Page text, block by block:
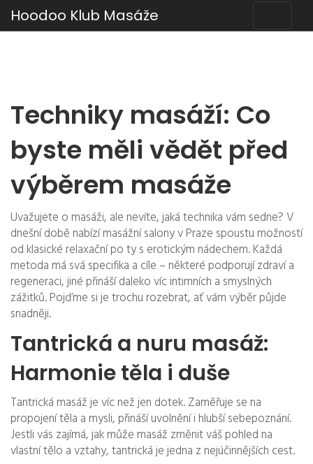
Hoodoo Klub Masáže
Techniky masáží: Co
byste měli vědět před
výběrem masáže
Uvažujete o masáži, ale nevíte, jaká technika vám sedne? V
dnešní době nabízí masážní salony v Praze spoustu možností
od klasické relaxační po ty s erotickým nádechem. Každá
metoda má svá specifika a cíle – některé podporují zdraví a
regeneraci, jiné přináší daleko víc intimních a smyslných
zážitků. Pojďme si je trochu rozebrat, ať vám výběr půjde
snadněji.
Tantrická a nuru masáž:
Harmonie těla i duše
Tantrická masáž je víc než jen dotek. Zaměřuje se na
propojení těla a mysli, přináší uvolnění i hlubší sebepoznání.
Jestli vás zajímá, jak může masáž změnit váš pohled na
vlastní tělo a vztahy, tantrická je jedna z nejúčinnějších cest.